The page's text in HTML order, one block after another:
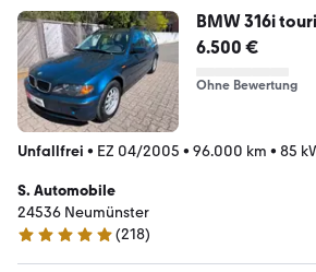
BMW 316i
6.500 €
Ohne Bewertung
Unfallfrei • EZ 04/2005 • 96.000 km • 85
S. Automobile
24536 Neumünster
4.9 Sterne
(218)